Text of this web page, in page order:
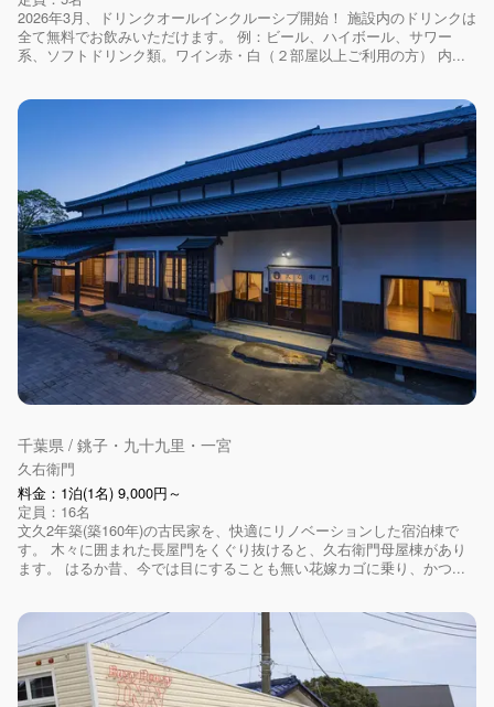
2026年3月、ドリンクオールインクルーシブ開始！ 施設内のドリンクは
全て無料でお飲みいただけます。 例：ビール、ハイボール、サワー
系、ソフトドリンク類。ワイン赤・白（２部屋以上ご利用の方） 内...
千葉県 / 銚子・九十九里・一宮
久右衛門
料金：1泊(1名) 9,000円～
定員：16名
文久2年築(築160年)の古民家を、快適にリノベーションした宿泊棟で
す。 木々に囲まれた長屋門をくぐり抜けると、久右衛門母屋棟があり
ます。 はるか昔、今では目にすることも無い花嫁カゴに乗り、かつ...